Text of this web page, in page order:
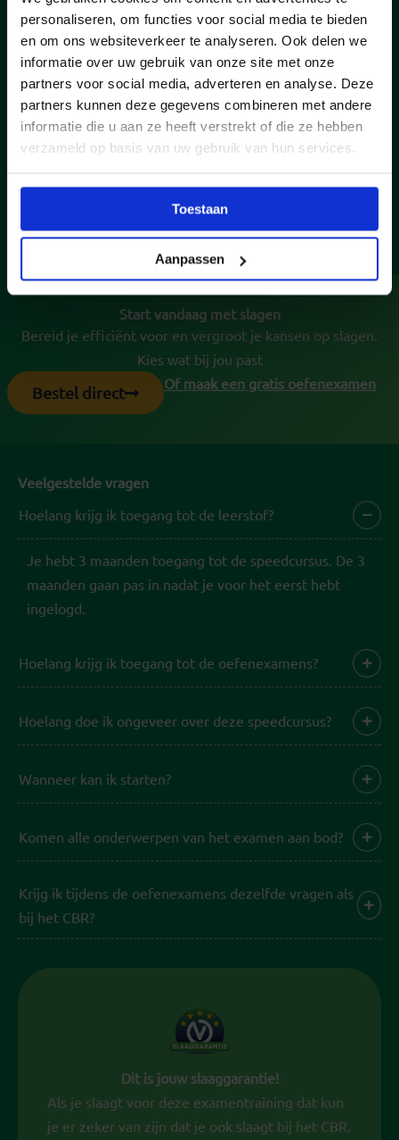
personaliseren, om functies voor social media te bieden
en om ons websiteverkeer te analyseren. Ook delen we
informatie over uw gebruik van onze site met onze
partners voor social media, adverteren en analyse. Deze
partners kunnen deze gegevens combineren met andere
informatie die u aan ze heeft verstrekt of die ze hebben
verzameld op basis van uw gebruik van hun services.
Toestaan
Aanpassen
ercentag
e van
Nederlan
d, gingen
miljoene
n
kandidate
direct &
makkelijk
online.
slag.
Geen
gedoe,
wel
resultaat.
Start vandaag met slagen
Bereid je efficiënt voor en vergroot je kansen op slagen.
Kies wat bij jou past
Bestel direct Of maak een gratis oefenexamen
Veelgestelde vragen
Hoelang krijg ik toegang tot de leerstof?
Je hebt 3 maanden toegang tot de speedcursus. De 3
maanden gaan pas in nadat je voor het eerst hebt
ingelogd.
Hoelang krijg ik toegang tot de oefenexamens?
Hoelang doe ik ongeveer over deze speedcursus?
Wanneer kan ik starten?
Komen alle onderwerpen van het examen aan bod?
Krijg ik tijdens de oefenexamens dezelfde vragen als
bij het CBR?
Dit is jouw slaaggarantie!
Als je slaagt voor deze examentraining dat kun
je er zeker van zijn dat je ook slaagt bij het CBR.